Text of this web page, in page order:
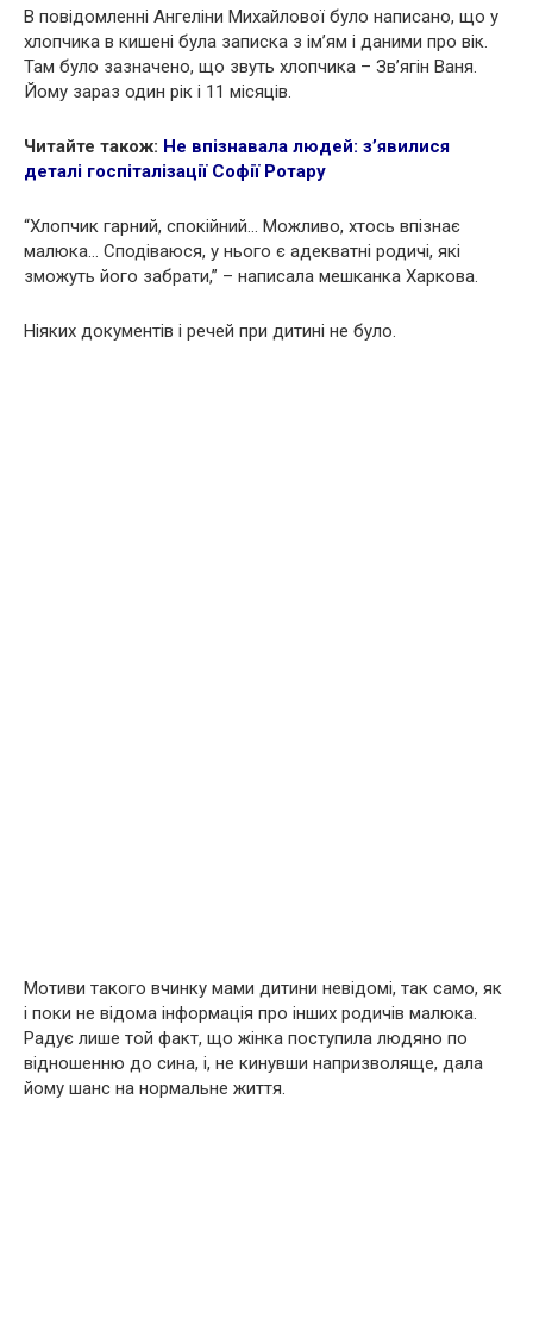
В повідомленні Ангеліни Михайлової було написано, що у
хлопчика в кишені була записка з ім’ям і даними про вік.
Там було зазначено, що звуть хлопчика – Зв’ягін Ваня.
Йому зараз один рік і 11 місяців.
Читайте також: Не впізнавала людей: з’явилися
деталі госпіталізації Софії Ротару
“Хлопчик гарний, спокійний… Можливо, хтось впізнає
малюка… Сподіваюся, у нього є адекватні родичі, які
зможуть його забрати,” – написала мешканка Харкова.
Ніяких документів і речей при дитині не було.
Мотиви такого вчинку мами дитини невідомі, так само, як
і поки не відома інформація про інших родичів малюка.
Радує лише той факт, що жiнка поступила людяно по
відношенню до сина, і, не кинувши напризволяще, дала
йому шанс на нормальне життя.